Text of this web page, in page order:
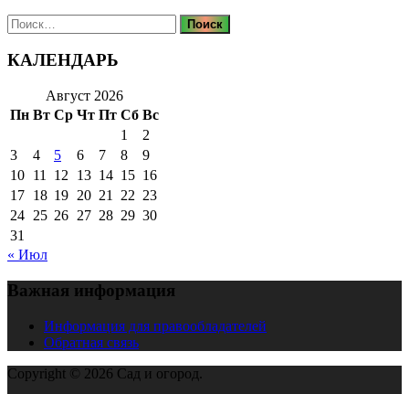
Найти:
КАЛЕНДАРЬ
Август 2026
Пн Вт Ср Чт Пт Сб Вс
1
2
3
4 5 6 7 8
9
10 11 12 13 14 15 16
17 18 19 20 21 22 23
24 25 26 27 28 29 30
31
« Июл
Важная информация
Информация для правообладателей
Обратная связь
Copyright © 2026 Сад и огород.